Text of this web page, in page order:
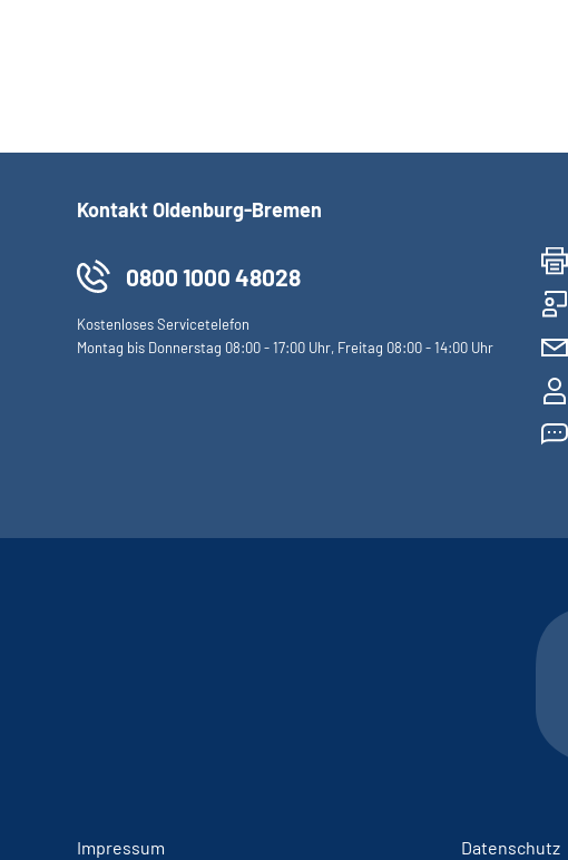
Kontakt Oldenburg-Bremen
0800 1000 48028
Kostenloses Servicetelefon
Montag bis Donnerstag 08:00 - 17:00 Uhr, Freitag 08:00 - 14:00 Uhr
Impressum Datenschutz